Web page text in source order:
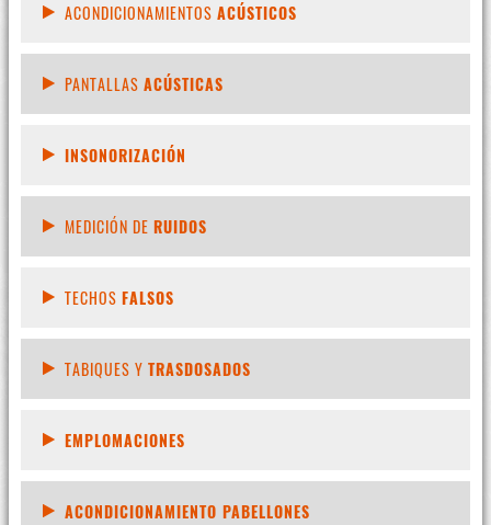
ACONDICIONAMIENTOS ACÚSTICOS
PANTALLAS ACÚSTICAS
INSONORIZACIÓN
MEDICIÓN DE RUIDOS
TECHOS FALSOS
TABIQUES Y TRASDOSADOS
EMPLOMACIONES
ACONDICIONAMIENTO PABELLONES